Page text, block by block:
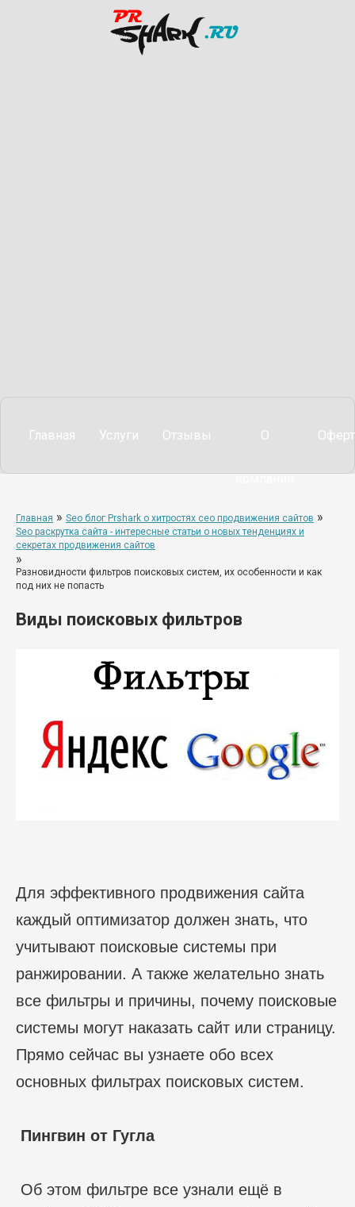
Главная Услуги Отзывы О
компании
Главная » Seo блог Prshark о хитростях сео продвижения сайтов »
Seo раскрутка сайта - интересные статьи о новых тенденциях и
секретах продвижения сайтов
»
Разновидности фильтров поисковых систем, их особенности и как
под них не попасть
Виды поисковых фильтров
Для эффективного продвижения сайта
каждый оптимизатор должен знать, что
учитывают поисковые системы при
ранжировании. А также желательно знать
все фильтры и причины, почему поисковые
системы могут наказать сайт или страницу.
Прямо сейчас вы узнаете обо всех
основных фильтрах поисковых систем.
Пингвин от Гугла
Об этом фильтре все узнали ещё в